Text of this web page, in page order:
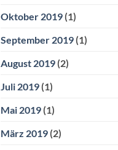
Oktober 2019(1)
September 2019(1)
August 2019(2)
Juli 2019(1)
Mai 2019(1)
März 2019(2)